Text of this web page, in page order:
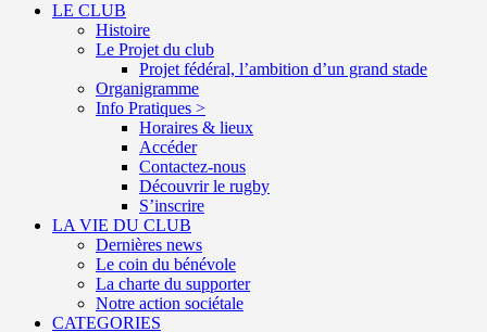
LE CLUB
Histoire
Le Projet du club
Projet fédéral, l’ambition d’un grand stade
Organigramme
Info Pratiques >
Horaires & lieux
Accéder
Contactez-nous
Découvrir le rugby
S’inscrire
LA VIE DU CLUB
Dernières news
Le coin du bénévole
La charte du supporter
Notre action sociétale
CATEGORIES